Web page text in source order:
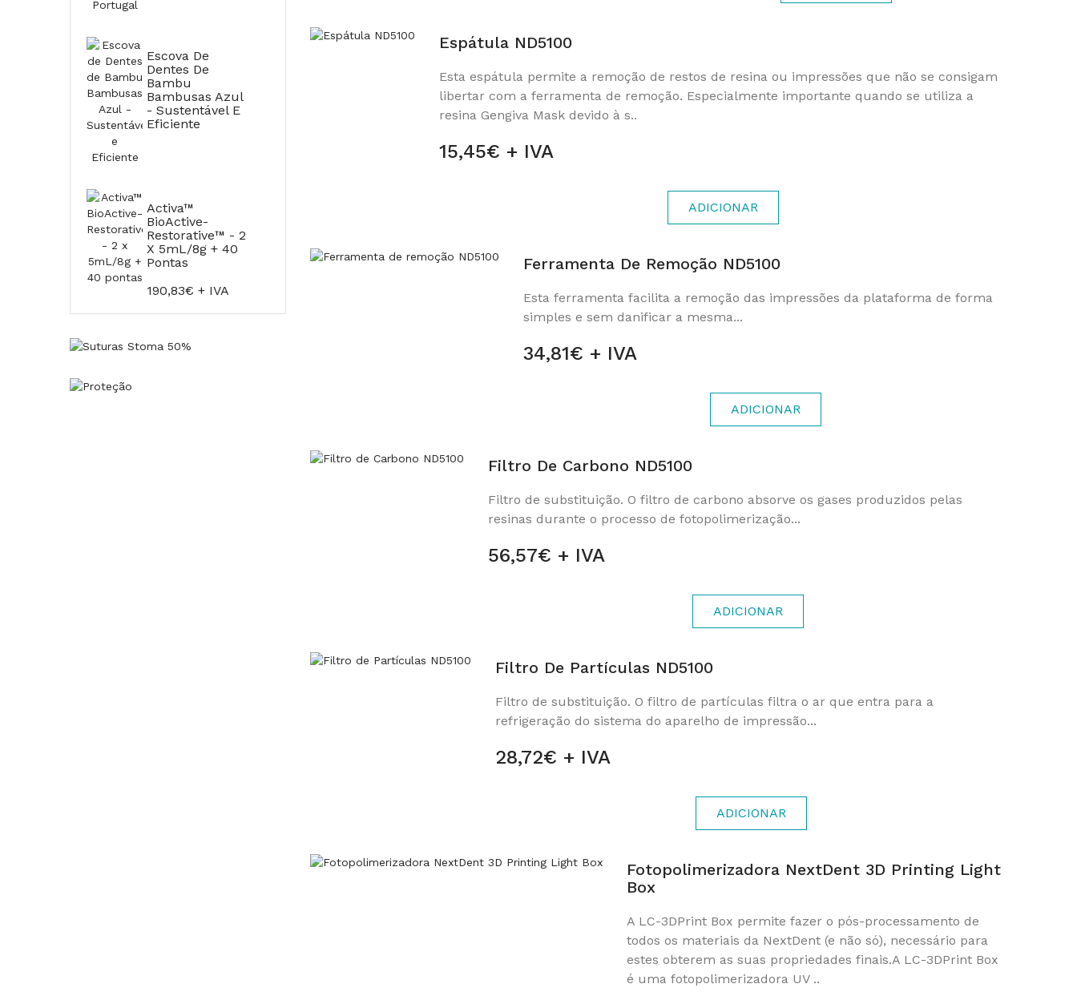
Escova De
Dentes De
Bambu
Bambusas Azul
- Sustentável E
Eficiente
Activa™
BioActive-
Restorative™ - 2
X 5mL/8g + 40
Pontas
190,83€ + IVA
Espátula ND5100
Esta espátula permite a remoção de restos de resina ou impressões que não se consigam
libertar com a ferramenta de remoção. Especialmente importante quando se utiliza a
resina Gengiva Mask devido à s..
15,45€ + IVA
ADICIONAR
Ferramenta De Remoção ND5100
Esta ferramenta facilita a remoção das impressões da plataforma de forma
simples e sem danificar a mesma...
34,81€ + IVA
ADICIONAR
Filtro De Carbono ND5100
Filtro de substituição. O filtro de carbono absorve os gases produzidos pelas
resinas durante o processo de fotopolimerização...
56,57€ + IVA
ADICIONAR
Filtro De Partículas ND5100
Filtro de substituição. O filtro de partículas filtra o ar que entra para a
refrigeração do sistema do aparelho de impressão...
28,72€ + IVA
ADICIONAR
Fotopolimerizadora NextDent 3D Printing Light
Box
A LC-3DPrint Box permite fazer o pós-processamento de
todos os materiais da NextDent (e não só), necessário para
estes obterem as suas propriedades finais.A LC-3DPrint Box
é uma fotopolimerizadora UV ..